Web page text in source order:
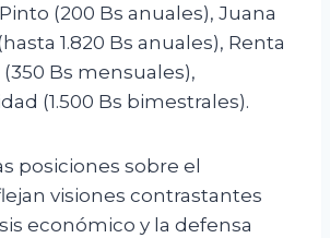
(200 Bs anuales), Juana
1.820 Bs anuales), Renta
Bs mensuales),
(1.500 Bs bimestrales).
posiciones sobre el
visiones contrastantes
económico y la defensa